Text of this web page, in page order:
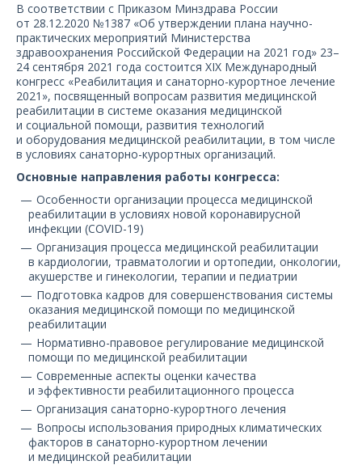
О компании
Карьера
В соответствии с Приказом Минздрава России
от 28.12.2020 №1387 «Об утверждении плана научно-
практических мероприятий Министерства
здравоохранения Российской Федерации на 2021 год» 23–
24 сентября 2021 года состоится XIX Международный
конгресс «Реабилитация и санаторно-курортное лечение
2021», посвященный вопросам развития медицинской
реабилитации в системе оказания медицинской
и социальной помощи, развития технологий
и оборудования медицинской реабилитации, в том числе
в условиях санаторно-курортных организаций.
Основные направления работы конгресса:
Особенности организации процесса медицинской
реабилитации в условиях новой коронавирусной
инфекции (COVID-19)
Организация процесса медицинской реабилитации
в кардиологии, травматологии и ортопедии, онкологии,
акушерстве и гинекологии, терапии и педиатрии
Подготовка кадров для совершенствования системы
оказания медицинской помощи по медицинской
реабилитации
Нормативно-правовое регулирование медицинской
помощи по медицинской реабилитации
Современные аспекты оценки качества
и эффективности реабилитационного процесса
Организация санаторно-курортного лечения
Вопросы использования природных климатических
факторов в санаторно-курортном лечении
и медицинской реабилитации